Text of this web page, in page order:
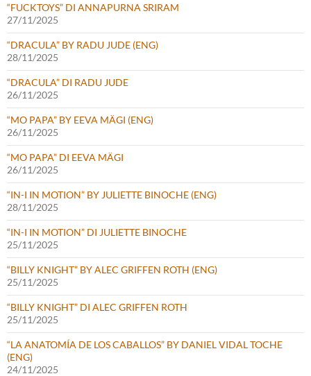
“FUCKTOYS” DI ANNAPURNA SRIRAM
27/11/2025
“DRACULA” BY RADU JUDE (ENG)
28/11/2025
“DRACULA” DI RADU JUDE
26/11/2025
“MO PAPA” BY EEVA MÄGI (ENG)
26/11/2025
“MO PAPA” DI EEVA MÄGI
26/11/2025
“IN-I IN MOTION” BY JULIETTE BINOCHE (ENG)
28/11/2025
“IN-I IN MOTION” DI JULIETTE BINOCHE
25/11/2025
“BILLY KNIGHT” BY ALEC GRIFFEN ROTH (ENG)
25/11/2025
“BILLY KNIGHT” DI ALEC GRIFFEN ROTH
25/11/2025
“LA ANATOMÍA DE LOS CABALLOS” BY DANIEL VIDAL TOCHE
(ENG)
24/11/2025